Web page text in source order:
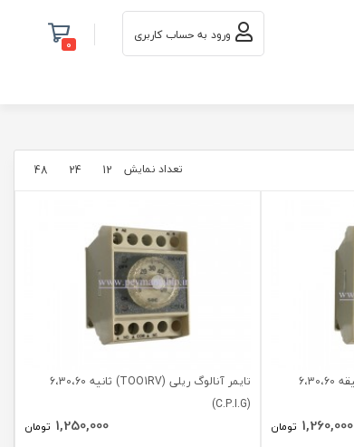
ورود به حساب کاربری 0
تعداد نمایش 12
24
48
تایمر آنالوگ ریلی (TOO1R) دقیقه 6،30،60
1,260,000 تومان
تایمر آنالوگ ریلی (TOO1RV) ثانیه 6،30،60
(C.P.I.G)
1,250,000 تومان